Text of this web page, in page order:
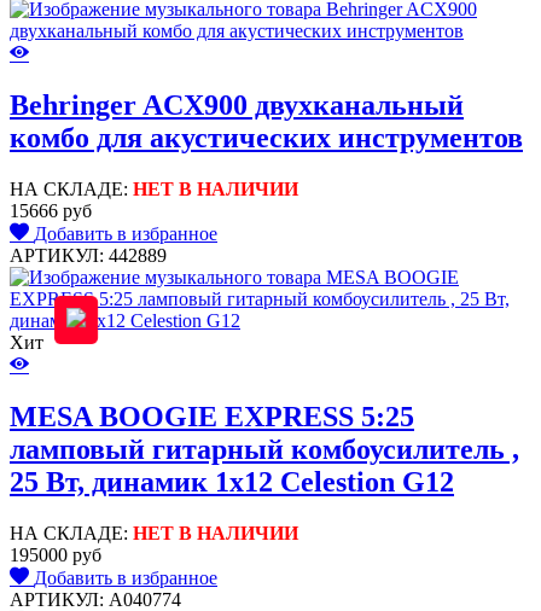
Behringer ACX900 двухканальный
комбо для акустических инструментов
НА СКЛАДЕ: НЕТ В НАЛИЧИИ
15666 руб
Добавить в избранное
АРТИКУЛ: 442889
Хит
MESA BOOGIE EXPRESS 5:25
ламповый гитарный комбоусилитель ,
25 Вт, динамик 1x12 Celestion G12
НА СКЛАДЕ: НЕТ В НАЛИЧИИ
195000 руб
Добавить в избранное
АРТИКУЛ: A040774